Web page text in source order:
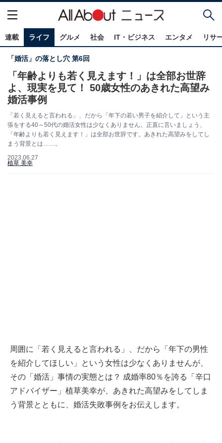
連載 ライフ グルメ 社会 IT・ビジネス エンタメ リサ
「婚活」の落とし穴 第6回
「年齢よりも若く見えます！」は全部お世辞
よ、現実を見て！ 50歳女性のあきれた高望み
婚活事例
「若く見えると言われる」、だから「年下の若い男子を紹介して」という主
張をする40～50代の婚活女性は少なくありません。正直に言いましょう、
「年齢よりも若く見えます！」は全部お世辞です。あきれた高望みをしてし
まう背景とは……。
2023.06.27
植草 美幸
周囲に「若く見えると言われる」、だから「年下の男性
を紹介してほしい」という女性は少なくありませんが、
その「婚活」事情の実態とは？ 成婚率80％を誇る「辛口
アドバイザー」植草美幸が、あきれた高望みをしてしま
う背景とともに、婚活失敗事例をお伝えします。